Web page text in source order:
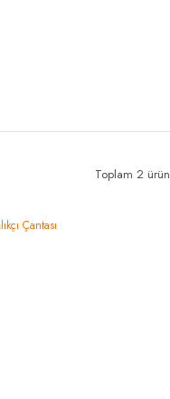
Toplam 2 ürün